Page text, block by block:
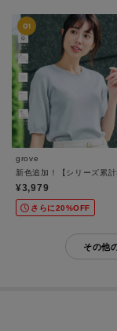
grove
新色追加！【シリーズ累
¥3,979
さらに20%OFF
その他